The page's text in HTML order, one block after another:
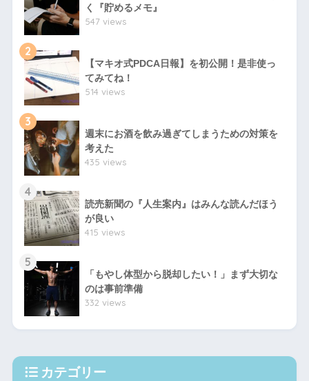
く『貯めるメモ』
547 views
2
【マキオ式PDCA日報】を初公開！是非使っ
てみてね！
514 views
3
週末にお酒を飲み過ぎてしまうための対策を
考えた
435 views
4
読売新聞の『人生案内』はみんな読んだほう
が良い
415 views
5
「もやし体型から脱却したい！」まず大切な
のは事前準備
332 views
カテゴリー